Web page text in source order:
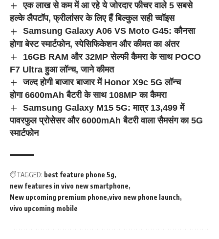
एक लाख से कम में आ रहे ये जोरदार फीचर वाले 5 सबसे
हल्‍के लैपटॉप, फ्रीलांसर के ल‍िए हैं ब‍िल्‍कुल सही च्‍वॉइस
Samsung Galaxy A06 VS Moto G45: कौनसा
होगा बेस्ट स्मार्टफोन, स्पेसिफिकेशन और कीमत का अंतर
16GB RAM और 32MP सेल्फी कैमरा के साथ POCO
F7 Ultra हुआ लॉन्च, जाने कीमत
जल्द होगी बाजार बाजार में Honor X9c 5G लॉन्च
होगा 6600mAh बैटरी के साथ 108MP का कैमरा
Samsung Galaxy M15 5G: मात्र 13,499 में
पावरफुल प्रोसेसर और 6000mAh बैटरी वाला सैमसंग का 5G
स्मार्टफोन
TAGGED: best feature phone 5g
new features in vivo new smartphone
New upcoming premium phone vivo new phone launch
vivo upcoming mobile